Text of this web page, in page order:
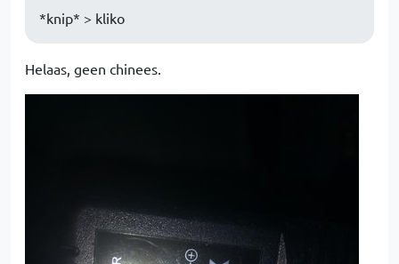
*knip* > kliko
Helaas, geen chinees.